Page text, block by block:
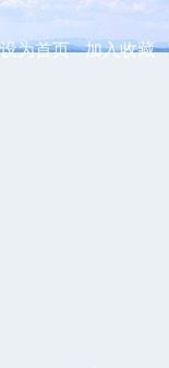
设为首页 加入收藏